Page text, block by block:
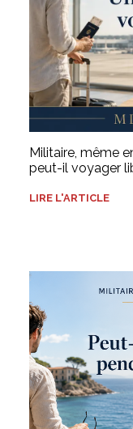
Militaire, même
peut-il voyager
LIRE L'ARTICLE